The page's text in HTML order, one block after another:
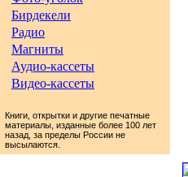
Бирдекели
Радио
Магниты
Аудио-кассеты
Видео-кассеты
Книги, открытки и другие печатные
материалы, изданные более 100 лет
назад, за пределы России не
высылаются.